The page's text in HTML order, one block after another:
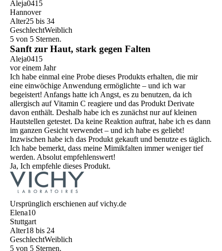
Aleja0415
Hannover
Alter25 bis 34
GeschlechtWeiblich
5 von 5 Sternen.
Sanft zur Haut, stark gegen Falten
Aleja0415
vor einem Jahr
Ich habe einmal eine Probe dieses Produkts erhalten, die mir
eine einwöchige Anwendung ermöglichte – und ich war
begeistert! Anfangs hatte ich Angst, es zu benutzen, da ich
allergisch auf Vitamin C reagiere und das Produkt Derivate
davon enthält. Deshalb habe ich es zunächst nur auf kleinen
Hautstellen getestet. Da keine Reaktion auftrat, habe ich es dann
im ganzen Gesicht verwendet – und ich habe es geliebt!
Inzwischen habe ich das Produkt gekauft und benutze es täglich.
Ich habe bemerkt, dass meine Mimikfalten immer weniger tief
werden. Absolut empfehlenswert!
Ja, Ich empfehle dieses Produkt.
Ursprünglich erschienen auf vichy.de
Elena10
Stuttgart
Alter18 bis 24
GeschlechtWeiblich
5 von 5 Sternen.